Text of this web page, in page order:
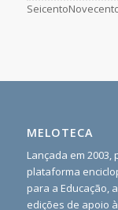
MELOTECA
Lançada em 2003,
plataforma
para a Educação,
edições de apoio